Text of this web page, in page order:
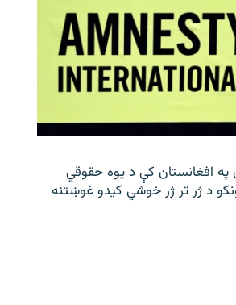
په افغانستان کې د یوه حقوقي
د ژر تر ژر خوشي کیدو غوښتنه